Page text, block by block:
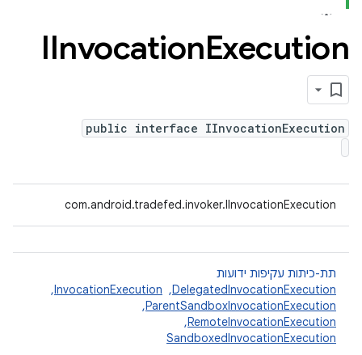
IInvocationExecution
public interface IInvocationExecution
com.android.tradefed.invoker.IInvocationExecution
תת-כיתות עקיפות ידועות
DelegatedInvocationExecution
, ‏
InvocationExecution
, ‏
ParentSandboxInvocationExecution
, ‏
RemoteInvocationExecution
, ‏
SandboxedInvocationExecution